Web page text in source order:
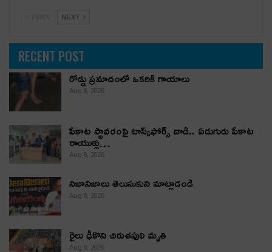
NEXT
RECENT POST
రోడ్డు ప్రమాదంలో ఒకరికి గాయాలు
Aug 8, 2026
పేకాట స్థావరంపై టాస్క్‌ఫోర్స్ దాడి.. ఏడుగురు పేకాట
రాయుళ్లు…
Aug 8, 2026
నిజానిజాలు తెలుసుకుని మాట్లాడండి
Aug 8, 2026
రైలు ఢీకొని చిరుతపులి మృతి
Aug 8, 2026